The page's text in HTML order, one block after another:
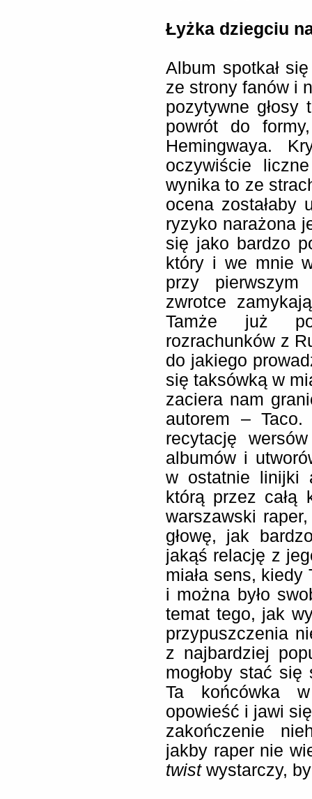
Łyżka dziegciu
Album spotkał
ze strony fanów i
pozytywne głosy
powrót do
Hemingwaya.
oczywiście
wynika to ze
ocena zostałaby
ryzyko narażona
się jako bardzo
który i we mnie
przy
zwrotce
Tamże już po
rozrachunków z
do jakiego
się taksówką w
zaciera nam
autorem –
recytację
albumów i
w ostatnie linijki
którą przez całą
warszawski
głowę, jak
jakąś relację z
miała sens, kiedy
i można było
temat tego, jak
przypuszczenia
z najbardziej
mogłoby stać się
Ta końcówka
opowieść i jawi
zakończenie
jakby raper nie
twistwystarczy,